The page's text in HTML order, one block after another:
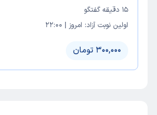
15 دقیقه گفتگو
اولین نوبت آزاد: امروز |
22:00
300,000 تومان